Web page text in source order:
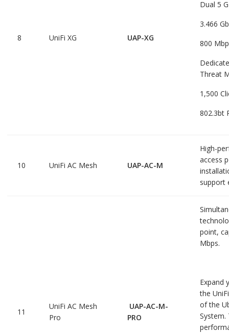
8 UniFi XG UAP-XG
Dual 5
3.466
800
Threat
1,500
802.3bt
10 UniFi AC Mesh UAP-AC-M
High-
access
support
11
UniFi AC Mesh
Pro
UAP-AC-M-
PRO
point,
Mbps.
Expand
the
of the
System.